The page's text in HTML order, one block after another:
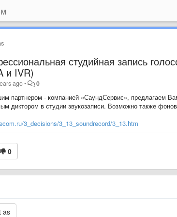
студийная запись
и IVR)
ago• 0
партнером - компанией «СаундСервис», предлагаем
диктором в студии звукозаписи. Возможно также
3_decisions/3_13_soundrecord/3_13.htm
0